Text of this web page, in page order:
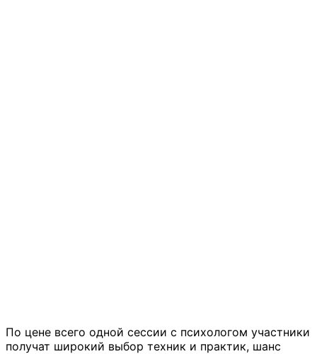
По цене всего одной сессии с психологом участники
получат широкий выбор техник и практик, шанс